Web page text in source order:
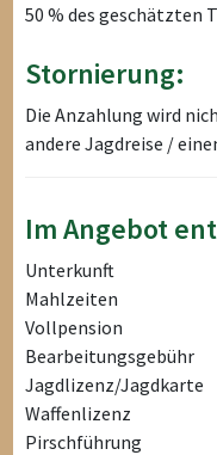
50 % des geschätzten
Stornierung:
Die Anzahlung wird
andere Jagdreise /
Im Angebot
Unterkunft
Mahlzeiten
Vollpension
Bearbeitungsgebühr
Jagdlizenz/Jagdkarte
Waffenlizenz
Pirschführung